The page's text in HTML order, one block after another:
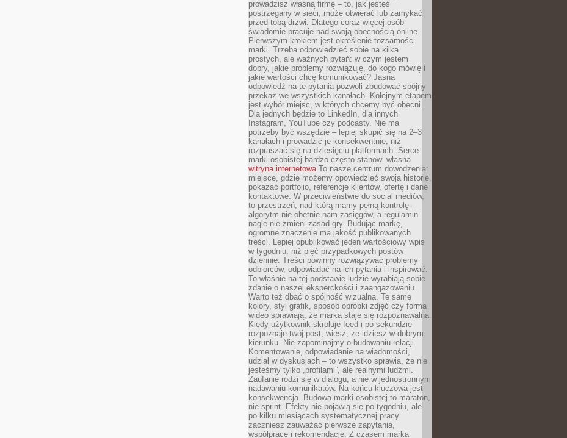
prowadzisz własną firmę – to, jak jesteś
postrzegany w sieci, może otwierać lub zamykać
przed tobą drzwi. Dlatego coraz więcej osób
świadomie pracuje nad swoją obecnością online.
Pierwszym krokiem jest określenie tożsamości
marki. Trzeba odpowiedzieć sobie na kilka
prostych, ale ważnych pytań: w czym jestem
dobry, jakie problemy rozwiązuję, do kogo mówię i
jakie wartości chcę komunikować? Jasna
odpowiedź na te pytania pozwoli zbudować spójny
przekaz we wszystkich kanałach. Kolejnym etapem
jest wybór miejsc, w których chcemy być obecni.
Dla jednych będzie to LinkedIn, dla innych
Instagram, YouTube czy podcasty. Nie ma
potrzeby być wszędzie – lepiej skupić się na 2–3
kanałach i prowadzić je konsekwentnie, niż
rozpraszać się na dziesięciu platformach. Serce
marki osobistej bardzo często stanowi własna
witryna internetowaTo nasze centrum dowodzenia:
miejsce, gdzie możemy opowiedzieć swoją historię,
pokazać portfolio, referencje klientów, ofertę i dane
kontaktowe. W przeciwieństwie do social mediów,
to przestrzeń, nad którą mamy pełną kontrolę –
algorytm nie obetnie nam zasięgów, a regulamin
nagle nie zmieni zasad gry. Budując markę,
ogromne znaczenie ma jakość publikowanych
treści. Lepiej opublikować jeden wartościowy wpis
w tygodniu, niż pięć przypadkowych postów
dziennie. Treści powinny rozwiązywać problemy
odbiorców, odpowiadać na ich pytania i inspirować.
To właśnie na tej podstawie ludzie wyrabiają sobie
zdanie o naszej eksperckości i zaangażowaniu.
Warto też dbać o spójność wizualną. Te same
kolory, styl grafik, sposób obróbki zdjęć czy forma
wideo sprawiają, że marka staje się rozpoznawalna.
Kiedy użytkownik skroluje feed i po sekundzie
rozpoznaje twój post, wiesz, że idziesz w dobrym
kierunku. Nie zapominajmy o budowaniu relacji.
Komentowanie, odpowiadanie na wiadomości,
udział w dyskusjach – to wszystko sprawia, że nie
jesteśmy tylko „profilami”, ale realnymi ludźmi.
Zaufanie rodzi się w dialogu, a nie w jednostronnym
nadawaniu komunikatów. Na końcu kluczowa jest
konsekwencja. Budowa marki osobistej to maraton,
nie sprint. Efekty nie pojawią się po tygodniu, ale
po kilku miesiącach systematycznej pracy
zaczniesz zauważać pierwsze zapytania,
współprace i rekomendacje. Z czasem marka